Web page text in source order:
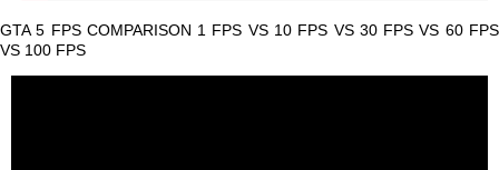
GTA 5 FPS COMPARISON 1 FPS VS 10 FPS VS 30 FPS VS 60 FPS
VS 100 FPS